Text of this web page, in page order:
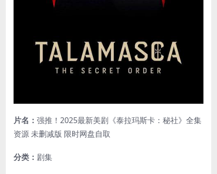
片名： 强推！2025最新美剧《泰拉玛斯卡：秘社》全集
资源 未删减版 限时网盘自取
分类： 剧集